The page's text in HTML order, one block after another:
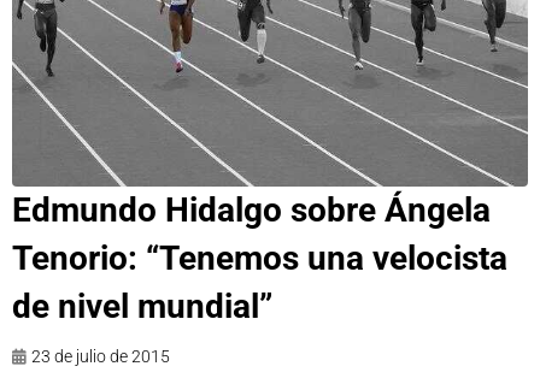
Edmundo Hidalgo sobre Ángela
Tenorio: “Tenemos una velocista
de nivel mundial”
23 de julio de 2015